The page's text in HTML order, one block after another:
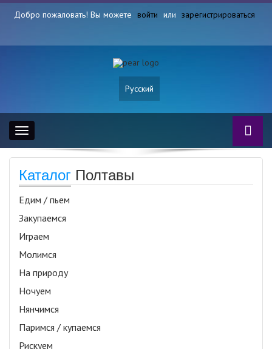
Добро пожаловать! Вы можете войти или зарегистрироваться
Русский
Toggle
navigation
Каталог Полтавы
Едим / пьем
Закупаемся
Играем
Молимся
На природу
Ночуем
Нянчимся
Паримся / купаемся
Рискуем